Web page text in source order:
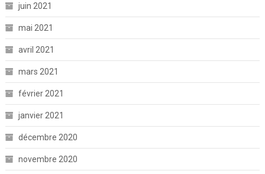
juin 2021
mai 2021
avril 2021
mars 2021
février 2021
janvier 2021
décembre 2020
novembre 2020